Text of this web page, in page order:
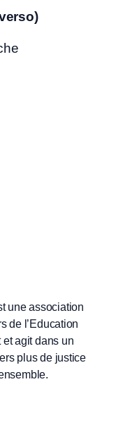
une association
de l’Education
et agit dans un
plus de justice